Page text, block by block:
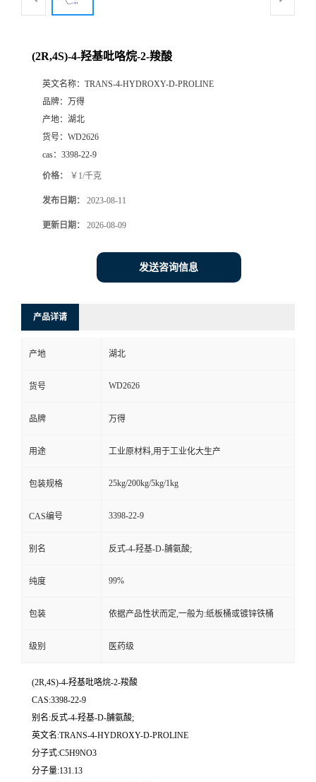
(2R,4S)-4-羟基吡咯烷-2-羧酸
英文名称： TRANS-4-HYDROXY-D-PROLINE
品牌： 万得
产地： 湖北
货号： WD2626
cas： 3398-22-9
价格： ￥1/千克
发布日期： 2023-08-11
更新日期： 2026-08-09
发送咨询信息
产品详请
产地 湖北
货号 WD2626
品牌 万得
用途 工业原材料,用于工业化大生产
包装规格 25kg/200kg/5kg/1kg
CAS编号 3398-22-9
别名 反式-4-羟基-D-脯氨酸;
纯度 99%
包装 依据产品性状而定,一般为:纸板桶或镀锌铁桶
级别 医药级
(2R,4S)-4-羟基吡咯烷-2-羧酸
CAS:3398-22-9
别名:反式-4-羟基-D-脯氨酸;
英文名:TRANS-4-HYDROXY-D-PROLINE
分子式:C5H9NO3
分子量:131.13